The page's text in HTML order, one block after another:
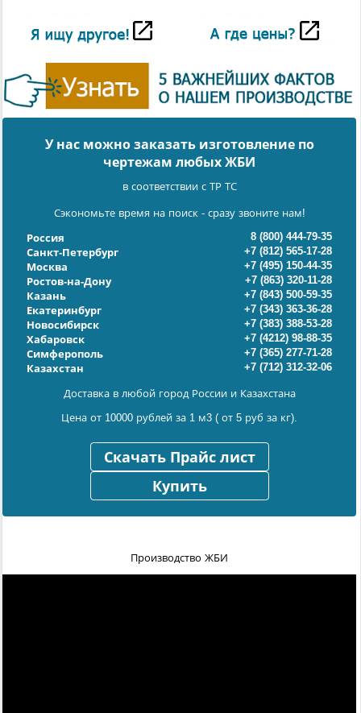
У нас можно заказать изготовление по
чертежам любых ЖБИ
в соответствии с ТР ТС
Сэкономьте время на поиск - сразу звоните нам!
Россия
8 (800) 444-79-35
Санкт-Петербург
+7 (812) 565-17-28
Москва
+7 (495) 150-44-35
Ростов-на-Дону
+7 (863) 320-11-28
Казань
+7 (843) 500-59-35
Екатеринбург
+7 (343) 363-36-28
Новосибирск
+7 (383) 388-53-28
Хабаровск
+7 (4212) 98-88-35
Симферополь
+7 (365) 277-71-28
Казахстан
+7 (712) 312-32-06
Доставка в любой город России и Казахстана
Цена от 10000 рублей за 1 м3 ( от 5 руб за кг).
Скачать Прайс лист
Купить
Производство ЖБИ